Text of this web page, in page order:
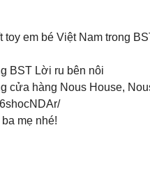
em bé Việt Nam trong
BST Lời ru bên nôi
cửa hàng Nous House,
mẹ nhé!